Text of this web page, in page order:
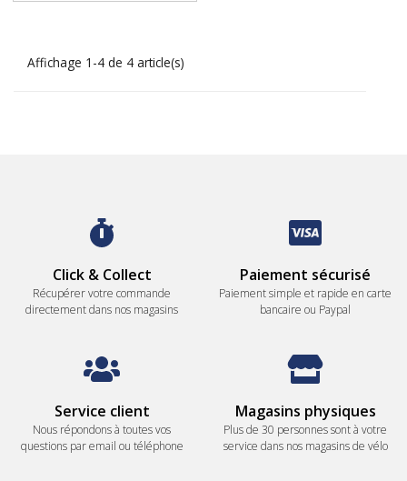
Affichage 1-4 de 4 article(s)
Click & Collect
Récupérer votre commande
directement dans nos magasins
Paiement sécurisé
Paiement simple et rapide en carte
bancaire ou Paypal
Service client
Nous répondons à toutes vos
questions par email ou téléphone
Magasins physiques
Plus de 30 personnes sont à votre
service dans nos magasins de vélo